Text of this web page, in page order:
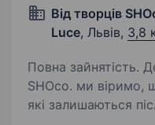
Від творців
Luce, Львів, 3,8
Повна зайнятість.
SHOco. ми віримо,
які залишаються